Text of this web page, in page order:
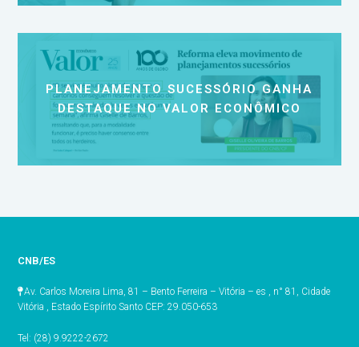
PLANEJAMENTO SUCESSÓRIO GANHA
DESTAQUE NO VALOR ECONÔMICO
CNB/ES
Av. Carlos Moreira Lima, 81 – Bento Ferreira – Vitória – es , n° 81, Cidade
Vitória , Estado Espírito Santo CEP: 29.050-653
Tel: (28) 9.9222-2672